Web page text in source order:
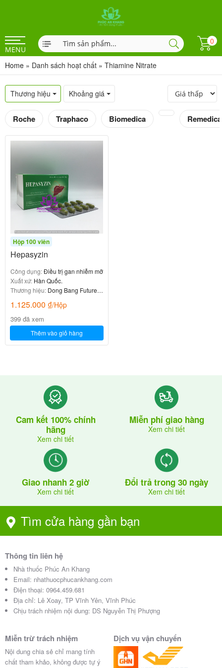
MENU
0
Home » Danh sách hoạt chất » Thiamine Nitrate
Thương hiệu Khoảng giá
Roche Traphaco Biomedica Remedica
Hộp 100 viên
Hepasyzin
Công dụng:Điều trị gan nhiễm mỡ
Xuất xứ: Hàn Quốc.
Thương hiệu: Dong Bang Future
1.125.000 ₫/Hộp
399 đã xem
Thêm vào giỏ hàng
Cam kết 100% chính
hãng
Xem chi tiết
Miễn phí giao hàng
Xem chi tiết
Giao nhanh 2 giờ
Xem chi tiết
Đổi trả trong 30 ngày
Xem chi tiết
Tìm cửa hàng gần bạn
Thông tin liên hệ
Nhà thuốc Phúc An Khang
Email: nhathuocphucankhang.com
Điện thoại: 0964.459.681
Địa chỉ: Lê Xoay, TP Vĩnh Yên, Vĩnh Phúc
Chịu trách nhiệm nội dung: DS Nguyễn Thị Phượng
Miễn trừ trách nhiệm
Nội dung chia sẻ chỉ mang tính
chất tham khảo, không được tự ý
Dịch vụ vận chuyển